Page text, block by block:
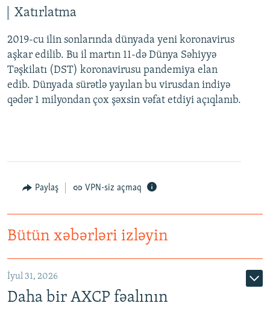
Xatırlatma
2019-cu ilin sonlarında dünyada yeni koronavirus
aşkar edilib. Bu il martın 11-də Dünya Səhiyyə
Təşkilatı (DST) koronavirusu pandemiya elan
edib. Dünyada sürətlə yayılan bu virusdan indiyə
qədər 1 milyondan çox şəxsin vəfat etdiyi açıqlanıb.
Paylaş VPN-siz açmaq
Bütün xəbərləri izləyin
İyul 31, 2026
Daha bir AXCP fəalının